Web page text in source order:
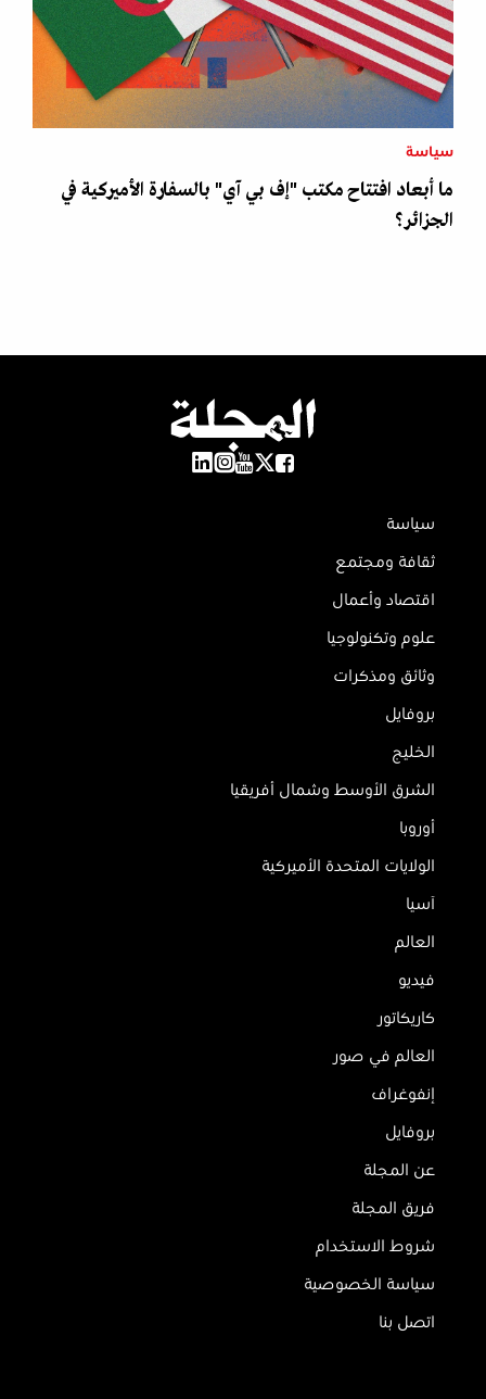
سياسة
ما أبعاد افتتاح مكتب "إف بي آي" بالسفارة الأميركية في
الجزائر؟
سياسة
ثقافة ومجتمع
اقتصاد وأعمال
علوم وتكنولوجيا
وثائق ومذكرات
بروفايل
الخليج
الشرق الأوسط وشمال أفريقيا
أوروبا
الولايات المتحدة الأميركية
آسيا
العالم
فيديو
كاريكاتور
العالم في صور
إنفوغراف
بروفايل
عن المجلة
فريق المجلة
شروط الاستخدام
سياسة الخصوصية
اتصل بنا